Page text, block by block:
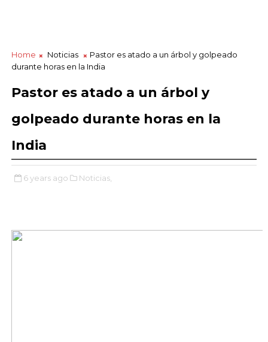
Home Noticias
Pastor es atado a un árbol y golpeado
durante horas en la India
Pastor es atado a un árbol y
golpeado durante horas en la
India
6 years ago Noticias,